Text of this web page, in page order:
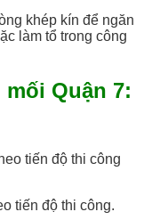
khép kín để ngăn
làm tổ trong công
Quận 7:
tiến độ thi công
tiến độ thi công.